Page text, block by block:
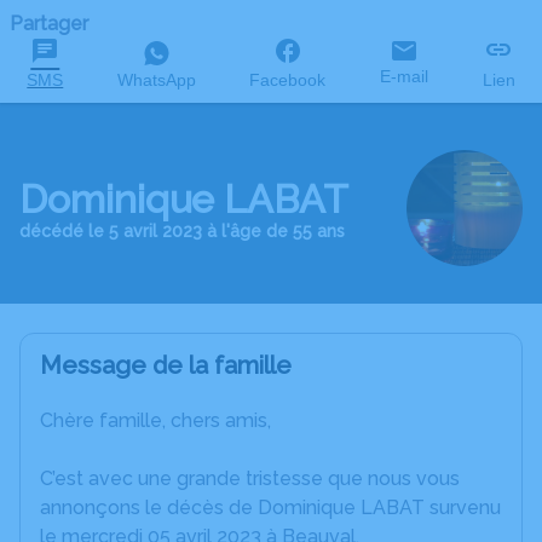
Partager
SMS WhatsApp Facebook E-mail Lien
Dominique LABAT
décédé le 5 avril 2023 à l'âge de 55 ans
Message de la famille
Chère famille, chers amis,
C’est avec une grande tristesse que nous vous
annonçons le décès de Dominique LABAT survenu
le mercredi 05 avril 2023 à Beauval.